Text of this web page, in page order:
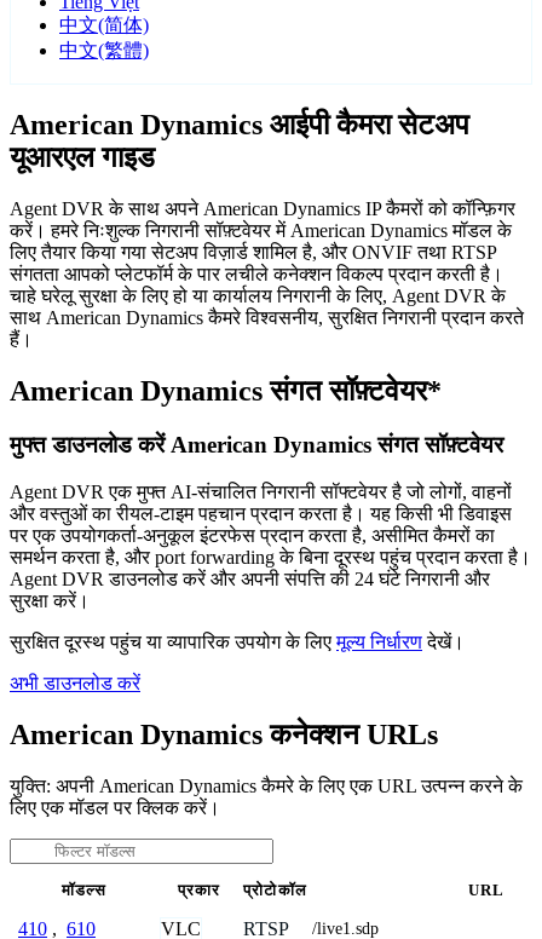
中文(简体)
中文(繁體)
American Dynamics आईपी कैमरा सेटअप
यूआरएल गाइड
Agent DVR के साथ अपने American Dynamics IP कैमरों को कॉन्फ़िगर
करें। हमरे निःशुल्क निगरानी सॉफ़्टवेयर में American Dynamics मॉडल के
लिए तैयार किया गया सेटअप विज़ार्ड शामिल है, और ONVIF तथा RTSP
संगतता आपको प्लेटफॉर्म के पार लचीले कनेक्शन विकल्प प्रदान करती है।
चाहे घरेलू सुरक्षा के लिए हो या कार्यालय निगरानी के लिए, Agent DVR के
साथ American Dynamics कैमरे विश्वसनीय, सुरक्षित निगरानी प्रदान करते
हैं।
American Dynamics संगत सॉफ़्टवेयर*
मुफ्त डाउनलोड करें American Dynamics संगत सॉफ़्टवेयर
Agent DVR एक मुफ्त AI-संचालित निगरानी सॉफ्टवेयर है जो लोगों, वाहनों
और वस्तुओं का रीयल-टाइम पहचान प्रदान करता है। यह किसी भी डिवाइस
पर एक उपयोगकर्ता-अनुकूल इंटरफेस प्रदान करता है, असीमित कैमरों का
समर्थन करता है, और port forwarding के बिना दूरस्थ पहुंच प्रदान करता है।
Agent DVR डाउनलोड करें और अपनी संपत्ति की 24 घंटे निगरानी और
सुरक्षा करें।
सुरक्षित दूरस्थ पहुंच या व्यापारिक उपयोग के लिएमूल्य निर्धारणदेखें।
अभी डाउनलोड करें
American Dynamics कनेक्शन URLs
युक्ति: अपनी American Dynamics कैमरे के लिए एक URL उत्पन्न करने के
लिए एक मॉडल पर क्लिक करें।
मॉडल्स प्रकार प्रोटोकॉल URL
410 , 610 VLC RTSP /live1.sdp